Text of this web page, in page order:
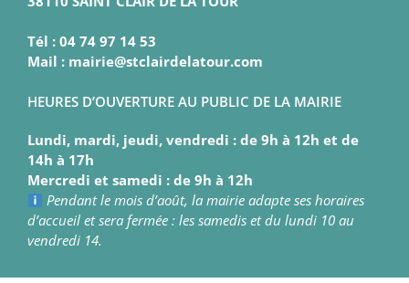
Tél : 04 74 97 14 53
Mail : mairie@stclairdelatour.com
HEURES D’OUVERTURE AU PUBLIC DE LA MAIRIE
Lundi, mardi, jeudi, vendredi : de 9h à 12h et de
14h à 17h
Mercredi et samedi : de 9h à 12h
Pendant le mois d’août, la mairie adapte ses horaires
d’accueil et sera fermée : les samedis et du lundi 10 au
vendredi 14.